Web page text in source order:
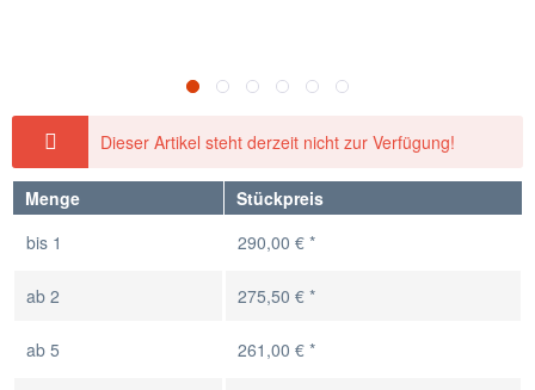
Dieser Artikel steht derzeit nicht zur Verfügung!
Menge
Stückpreis
bis 1 290,00 € *
ab 2 275,50 € *
ab 5 261,00 € *